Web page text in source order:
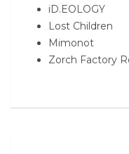
iD.EOLOGY
Lost Children
Mimonot
Zorch Factory